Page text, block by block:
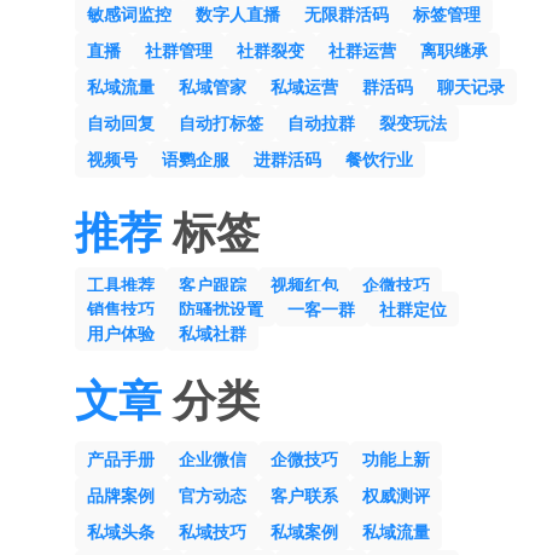
敏感词监控
数字人直播 无限群活码
标签管理
直播
社群管理 社群裂变 社群运营
离职继承
私域流量
私域管家 私域运营 群活码
聊天记录
自动回复
自动打标签 自动拉群
裂变玩法
视频号
语鹦企服 进群活码 餐饮行业
推荐标签
工具推荐 客户跟踪 视频红包
企微技巧
销售技巧
防骚扰设置 一客一群
社群定位
用户体验
私域社群
文章分类
产品手册 企业微信 企微技巧
功能上新
品牌案例
官方动态 客户联系
权威测评
私域头条
私域技巧 私域案例
私域流量